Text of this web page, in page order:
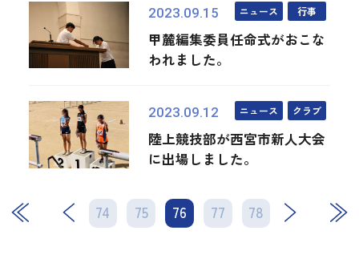
2023.09.15 ニュース 行事
甲麓編集委員任命式がおこな
われました。
2023.09.12 ニュース クラブ
陸上競技部が西宮市新人大会
に出場しました。
74 75 76 77 78
次 最後